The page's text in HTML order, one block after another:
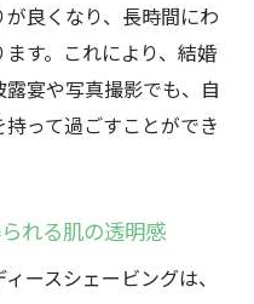
良くなり、長時間にわ
す。これにより、結婚
宴や写真撮影でも、自
って過ごすことができ
れる肌の透明感
ースシェービングは、